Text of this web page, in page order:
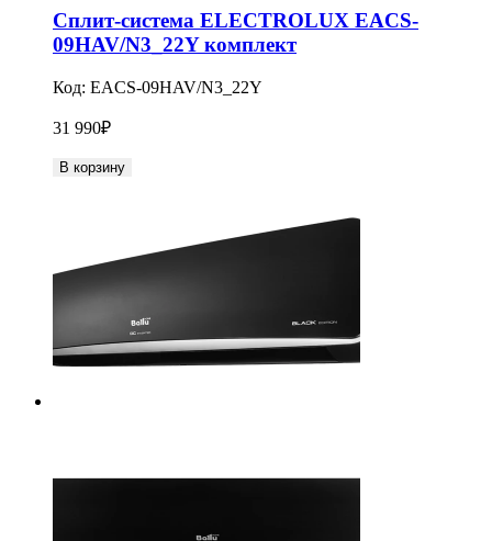
Сплит-система ELECTROLUX EACS-
09HAV/N3_22Y комплект
Код: EACS-09HAV/N3_22Y
31 990₽
В корзину